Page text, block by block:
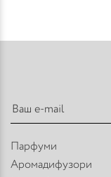
Парфуми
Аромадифузори